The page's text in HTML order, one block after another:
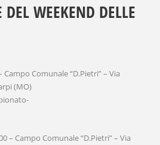
DEL WEEKEND DELLE
Comunale “D.Pietri” – Via
(MO)
– Campo Comunale “D.Pietri” – Via